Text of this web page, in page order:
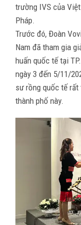
trường IVS của
Pháp.
Trước đó, Đoàn
Nam đã tham gia
huấn quốc tế tại
ngày 3 đến 5/11/
sư rồng quốc tế rất
thành phố này.